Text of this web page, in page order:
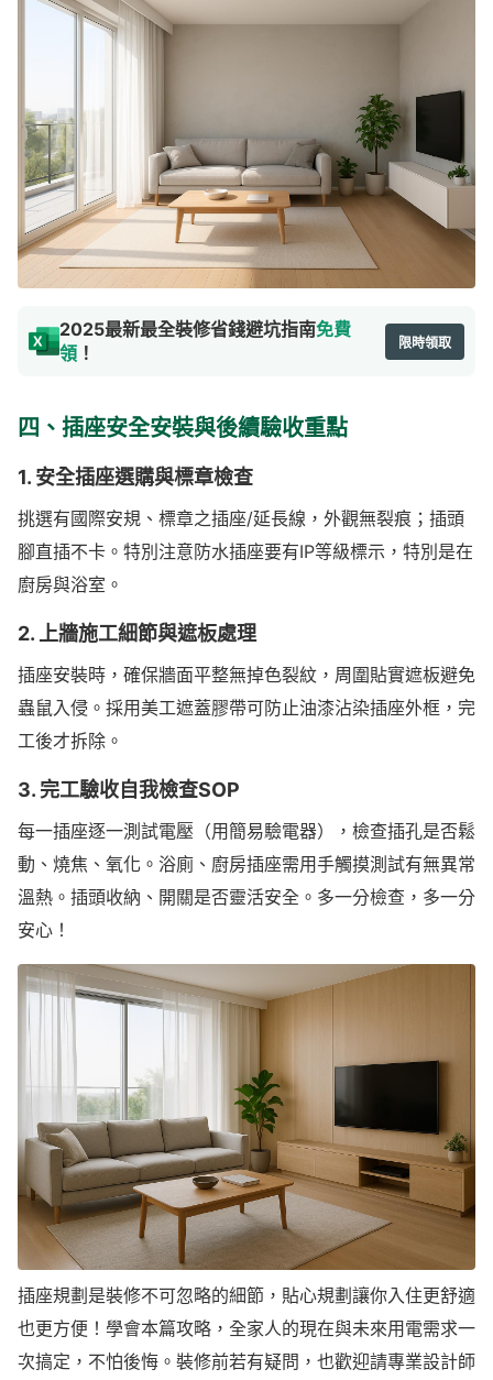
2025最新最全裝修省錢避坑指南免費
領 ！ 限時領取
四、插座安全安裝與後續驗收重點
1. 安全插座選購與標章檢查
挑選有國際安規、標章之插座/延長線，外觀無裂痕；插頭
腳直插不卡。特別注意防水插座要有IP等級標示，特別是在
廚房與浴室。
2. 上牆施工細節與遮板處理
插座安裝時，確保牆面平整無掉色裂紋，周圍貼實遮板避免
蟲鼠入侵。採用美工遮蓋膠帶可防止油漆沾染插座外框，完
工後才拆除。
3. 完工驗收自我檢查SOP
每一插座逐一測試電壓（用簡易驗電器），檢查插孔是否鬆
動、燒焦、氧化。浴廁、廚房插座需用手觸摸測試有無異常
溫熱。插頭收納、開關是否靈活安全。多一分檢查，多一分
安心！
插座規劃是裝修不可忽略的細節，貼心規劃讓你入住更舒適
也更方便！學會本篇攻略，全家人的現在與未來用電需求一
次搞定，不怕後悔。裝修前若有疑問，也歡迎請專業設計師